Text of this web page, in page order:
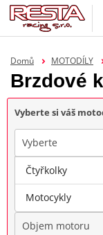
Domů MOTODÍLY
Brzdové
Vyberte si váš
Vyberte
Značka
Objem motoru
Čtyřkolky
Motocykly